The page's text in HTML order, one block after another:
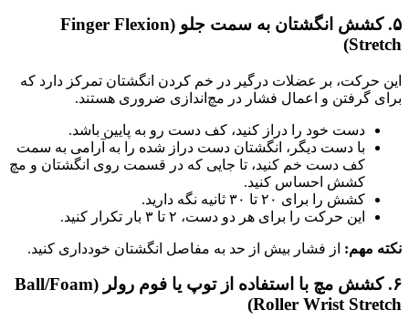
۵. کشش انگشتان به سمت جلو (Finger Flexion
Stretch)
این حرکت، بر عضلات درگیر در خم کردن انگشتان تمرکز دارد که
برای گرفتن و اعمال فشار در مچ‌اندازی ضروری هستند.
دست خود را دراز کنید، کف دست رو به پایین باشد.
با دست دیگر، انگشتان دست دراز شده را به آرامی به سمت
کف دست خم کنید، تا جایی که در قسمت روی انگشتان و مچ
کشش احساس کنید.
کشش را برای ۲۰ تا ۳۰ ثانیه نگه دارید.
این حرکت را برای هر دو دست، ۲ تا ۳ بار تکرار کنید.
نکته مهم: از فشار بیش از حد به مفاصل انگشتان خودداری کنید.
۶. کشش مچ با استفاده از توپ یا فوم رولر (Ball/Foam
Roller Wrist Stretch)